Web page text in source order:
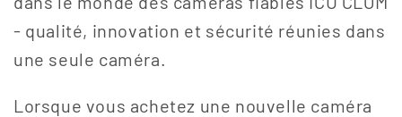
- qualité, innovation et sécurité réunies dans
une seule caméra.
Lorsque vous achetez une nouvelle caméra